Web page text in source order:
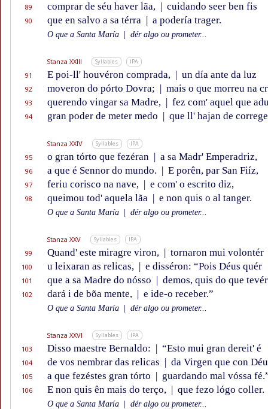
89 comprar de séu haver lãa, | cuidando seer ben fis
90 que en salvo a sa térra | a podería trager.
O que a Santa María dér algo ou prometer...
Stanza XXIII Syllables IPA
91 E poi-ll' houvéron comprada, | un día ante da luz
92 moveron do pórto Dovra; | mais o que morreu na
93 querendo vingar sa Madre, | fez com' aquel que
94 gran poder de meter medo | que ll' hajan de
Stanza XXIV Syllables IPA
95 o gran tórto que fezéran | a sa Madr' Emperadriz,
96 a que é Sennor do mundo. | E porên, par San Fiíz,
97 feriu corisco na nave, | e com' o escrito diz,
98 queimou tod' aquela lãa | e non quis o al tanger.
O que a Santa María dér algo ou prometer...
Stanza XXV Syllables IPA
99 Quand' este miragre viron, | tornaron mui volontér
100 u leixaran as relicas, | e disséron: “Pois Déus quér
101 que a sa Madre do nósso | demos, quis do que tevér
102 dará i de bõa mente, | e ide-o receber.”
O que a Santa María dér algo ou prometer...
Stanza XXVI Syllables IPA
103 Disso maestre Bernaldo: | “Esto mui gran dereit' é
104 de vos nembrar das relicas | da Virgen que con
105 a que fezéstes gran tórto | guardando mal vóssa
106 E non quis ên mais do terço, | que fezo lógo coller.
O que a Santa María dér algo ou prometer...